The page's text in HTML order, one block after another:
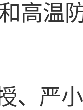
高温
、严